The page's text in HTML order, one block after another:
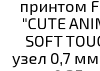
принтом
"CUTE
SOFT
узел 0,7